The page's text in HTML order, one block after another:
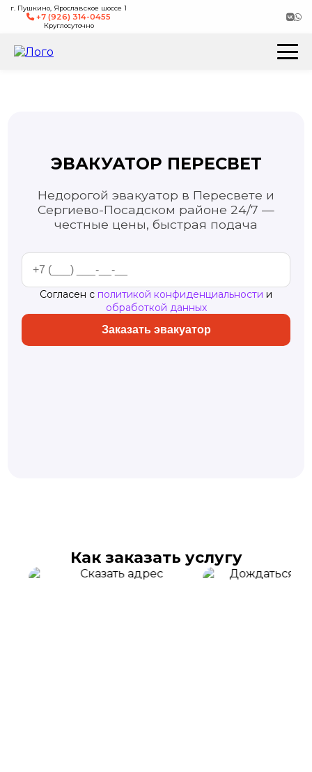
г. Пушкино, Ярославское шоссе 1
+7 (926) 314-0455
Круглосуточно
ЭВАКУАТОР ПЕРЕСВЕТ
Недорогой эвакуатор в Пересвете и
Сергиево-Посадском районе 24/7 —
честные цены, быстрая подача
Согласен с политикой конфиденциальности и
обработкой данных
Заказать эвакуатор
Как заказать услугу